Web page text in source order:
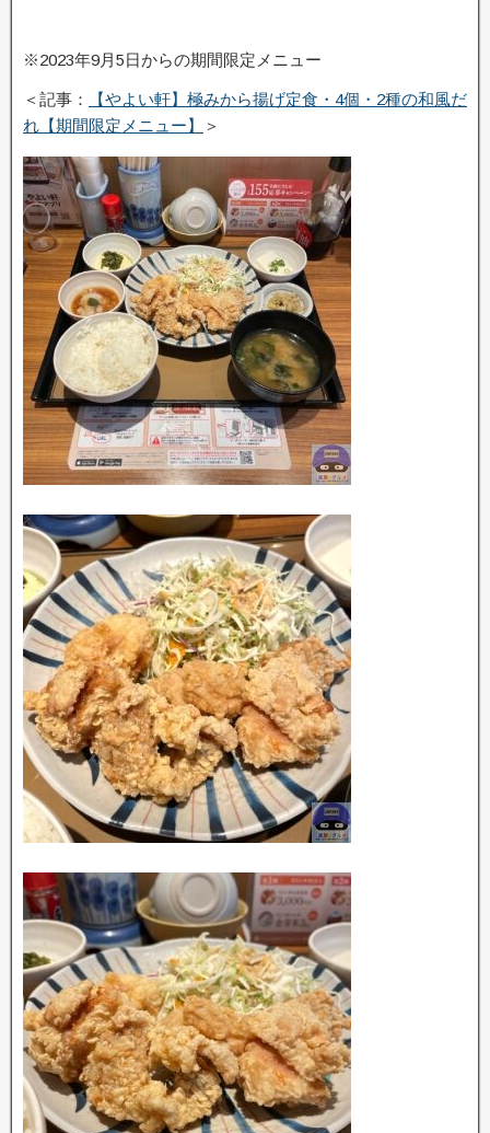
※2023年9月5日からの期間限定メニュー
＜記事：
【やよい軒】極みから揚げ定食・4個・2種の和風だ
れ【期間限定メニュー】
＞